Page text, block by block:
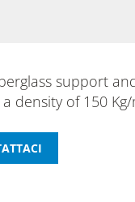
support
density of 150 Kg/